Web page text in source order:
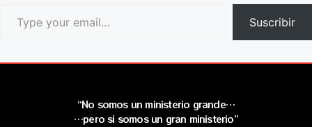
Suscribir
“No somos un ministerio grande…
…pero si somos un gran ministerio”